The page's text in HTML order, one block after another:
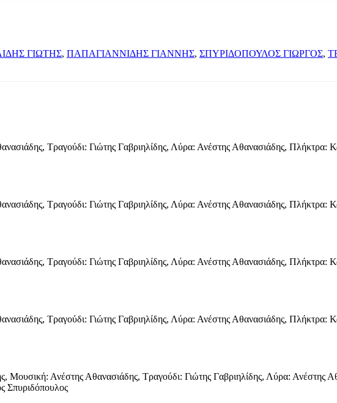
ΓΙΩΤΗΣ, ΠΑΠΑΓΙΑΝΝΙΔΗΣ ΓΙΑΝΝΗΣ, ΣΠΥΡΙΔΟΠΟΥΛΟΣ ΓΙΩΡΓΟΣ,
Τραγούδι: Γιώτης Γαβριηλίδης, Λύρα: Ανέστης Αθανασιάδης,
Τραγούδι: Γιώτης Γαβριηλίδης, Λύρα: Ανέστης Αθανασιάδης,
Τραγούδι: Γιώτης Γαβριηλίδης, Λύρα: Ανέστης Αθανασιάδης,
Τραγούδι: Γιώτης Γαβριηλίδης, Λύρα: Ανέστης Αθανασιάδης,
Μουσική: Ανέστης Αθανασιάδης, Τραγούδι: Γιώτης Γαβριηλίδης, Λύρα: Ανέστης
Σπυριδόπουλος